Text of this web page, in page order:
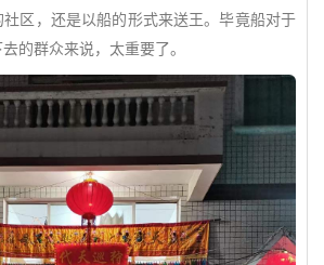
区，还是以船的形式来送王。毕竟船对于
的群众来说，太重要了。